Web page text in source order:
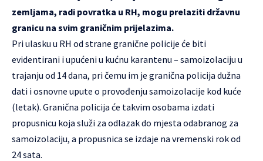
zemljama, radi povratka u RH, mogu prelaziti državnu
granicu na svim graničnim prijelazima.
Pri ulasku u RH od strane granične policije će biti
evidentirani i upućeni u kućnu karantenu – samoizolaciju u
trajanju od 14 dana, pri čemu im je granična policija dužna
dati i osnovne upute o provođenju samoizolacije kod kuće
(letak). Granična policija će takvim osobama izdati
propusnicu koja služi za odlazak do mjesta odabranog za
samoizolaciju, a propusnica se izdaje na vremenski rok od
24 sata.